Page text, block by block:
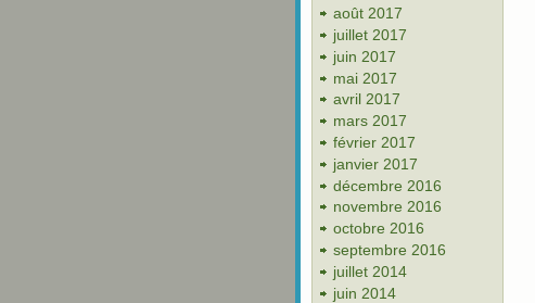
août 2017
juillet 2017
juin 2017
mai 2017
avril 2017
mars 2017
février 2017
janvier 2017
décembre 2016
novembre 2016
octobre 2016
septembre 2016
juillet 2014
juin 2014